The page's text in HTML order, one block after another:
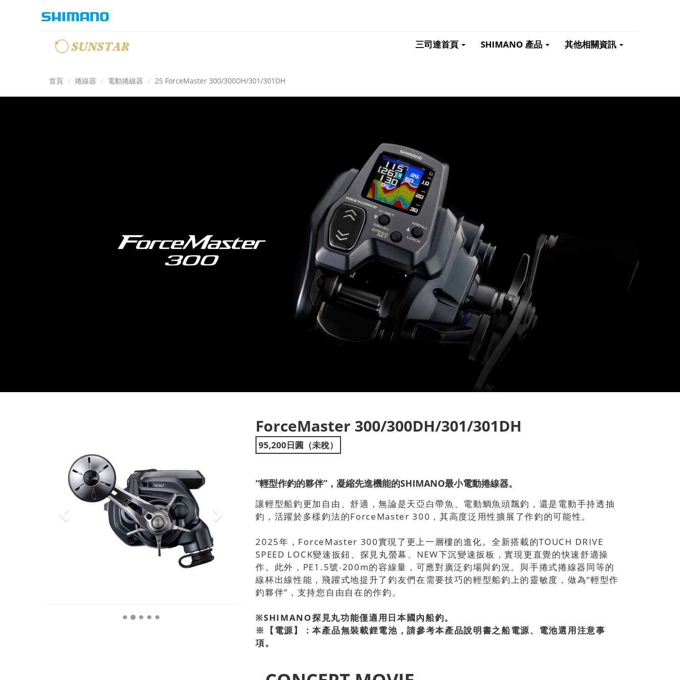
三司達首頁 SHIMANO 產品 其他相關資訊
首頁 捲線器 電動捲線器 25 ForceMaster 300/300DH/301/301DH
ForceMaster 300/300DH/301/301DH
95,200日圓（未稅）
“輕型作釣的夥伴”，凝縮先進機能的SHIMANO最小電動捲線器。
讓輕型船釣更加自由、舒適，無論是天亞白帶魚、電動鯛魚頭飄釣，還是電動手持透抽
釣，活躍於多樣釣法的ForceMaster 300，其高度泛用性擴展了作釣的可能性。
2025年，ForceMaster 300實現了更上一層樓的進化。全新搭載的TOUCH DRIVE
SPEED LOCK變速扳鈕、探見丸螢幕、NEW下沉變速扳板，實現更直覺的快速舒適操
作。此外，PE1.5號‧200m的容線量，可應對廣泛釣場與釣況。與手捲式捲線器同等的
線杯出線性能，飛躍式地提升了釣友們在需要技巧的輕型船釣上的靈敏度，做為“輕型作
釣夥伴”，支持您自由自在的作釣。
※SHIMANO探見丸功能僅適用日本國內船釣。
※【電源】：本產品無裝載鋰電池，請參考本產品說明書之船電源、電池選用注意事
項。